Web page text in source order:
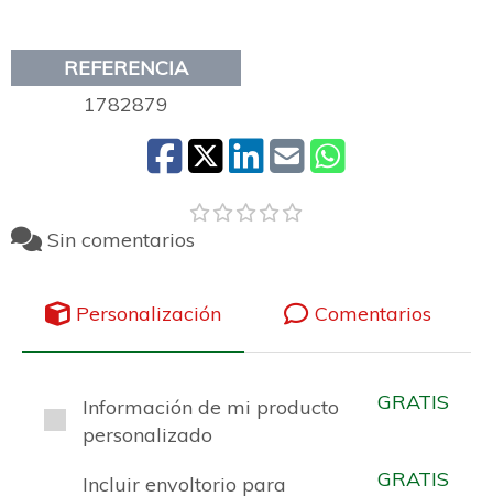
REFERENCIA
1782879
Sin comentarios
Personalización Comentarios
Información de mi producto
personalizado
GRATIS
Incluir envoltorio para
GRATIS